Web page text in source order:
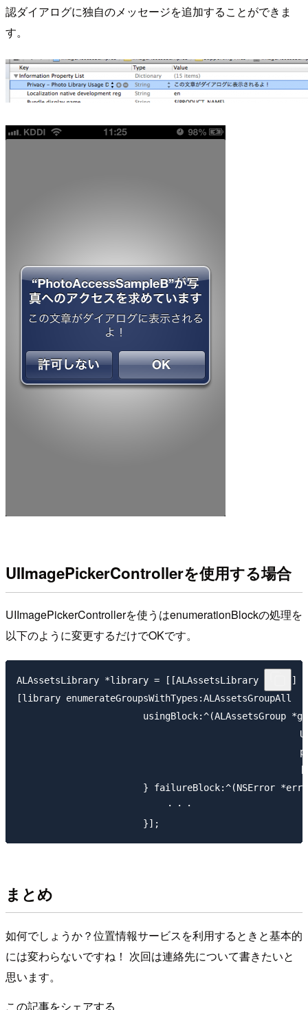
認ダイアログに独自のメッセージを追加することができま
す。
UIImagePickerControllerを使用する場合
UIImagePickerControllerを使うはenumerationBlockの処理を
以下のように変更するだけでOKです。
ALAssetsLibrary *library = [[ALAssetsLibrary
[library enumerateGroupsWithTypes:ALAssetsGroupAll
usingBlock:^(ALAssetsGroup
} failureBlock:^(NSError
                           ・・・
まとめ
如何でしょうか？位置情報サービスを利用するときと基本的
には変わらないですね！ 次回は連絡先について書きたいと
思います。
この記事をシェアする